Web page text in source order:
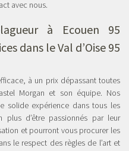
avec nous.
à Ecouen 95
dans le Val d’Oise 95
à un prix dépassant toutes
Morgan et son équipe. Nos
solide expérience dans tous les
plus d’être passionnés par leur
et pourront vous procurer les
le respect des règles de l’art et